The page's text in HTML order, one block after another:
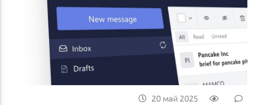
20 май 2025